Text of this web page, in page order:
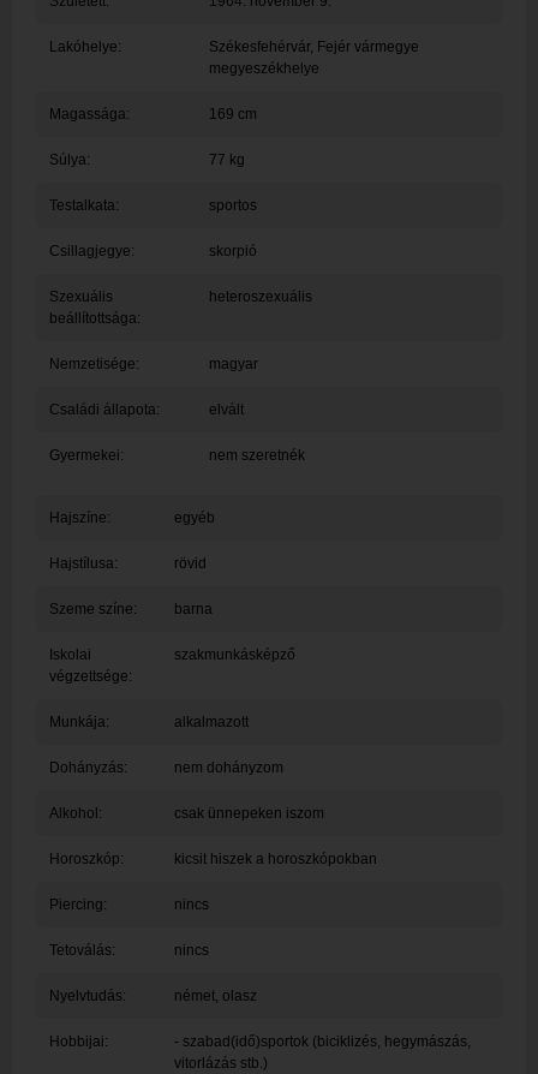
Lakóhelye: Székesfehérvár, Fejér vármegye
megyeszékhelye
Magassága: 169 cm
Súlya: 77 kg
Testalkata: sportos
Csillagjegye: skorpió
Szexuális
beállítottsága:
heteroszexuális
Nemzetisége: magyar
Családi állapota: elvált
Gyermekei: nem szeretnék
Hajszíne: egyéb
Hajstílusa: rövid
Szeme színe: barna
Iskolai
végzettsége:
szakmunkásképző
Munkája: alkalmazott
Dohányzás: nem dohányzom
Alkohol: csak ünnepeken iszom
Horoszkóp: kicsit hiszek a horoszkópokban
Piercing: nincs
Tetoválás: nincs
Nyelvtudás: német, olasz
Hobbijai:
- szabad(idő)sportok (biciklizés, hegymászás,
vitorlázás stb.)